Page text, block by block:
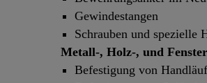
Gewindestangen
Schrauben und spezielle
Metall-, Holz-, und
Befestigung von